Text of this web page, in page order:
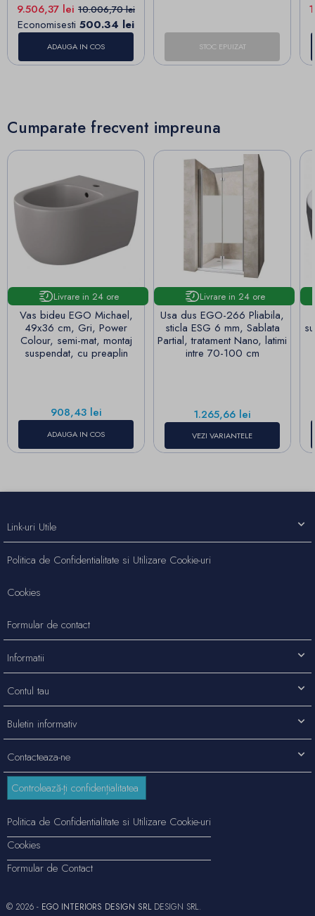
Pret
9.506,37 lei Pret de baza
10.006,70 lei
Economisesti 500.34 lei
ADAUGA IN COS STOC EPUIZAT
Cumparate frecvent impreuna
Livrare in 24 ore
Vas bideu EGO Michael,
49x36 cm, Gri, Power
Colour, semi-mat, montaj
suspendat, cu preaplin
Pret
908,43 lei
ADAUGA IN COS
Livrare in 24 ore
Usa dus EGO-266 Pliabila,
sticla ESG 6 mm, Sablata
Partial, tratament Nano, latimi
intre 70-100 cm
Pret
1.265,66 lei
VEZI VARIANTELE
Contacteaza-ne
Link-uri Utile
Politica de Confidentialitate si Utilizare Cookie-uri
Cookies
Formular de contact
Informatii
Contul tau
Buletin informativ
Controlează-ți confidențialitatea
Politica de Confidentialitate si Utilizare Cookie-uri
Cookies
Formular de Contact
© 2026 - EGO INTERIORS DESIGN SRLDESIGN SRL.